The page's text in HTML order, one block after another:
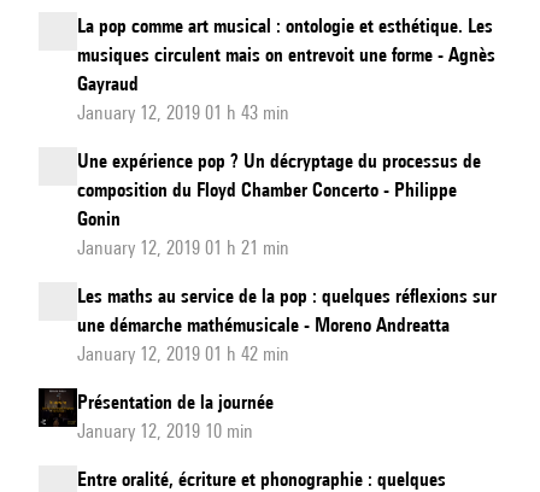
La pop comme art musical : ontologie et esthétique. Les
musiques circulent mais on entrevoit une forme - Agnès
Gayraud
January 12, 2019 01 h 43 min
Une expérience pop ? Un décryptage du processus de
composition du Floyd Chamber Concerto - Philippe
Gonin
January 12, 2019 01 h 21 min
Les maths au service de la pop : quelques réflexions sur
une démarche mathémusicale - Moreno Andreatta
January 12, 2019 01 h 42 min
Présentation de la journée
January 12, 2019 10 min
Entre oralité, écriture et phonographie : quelques